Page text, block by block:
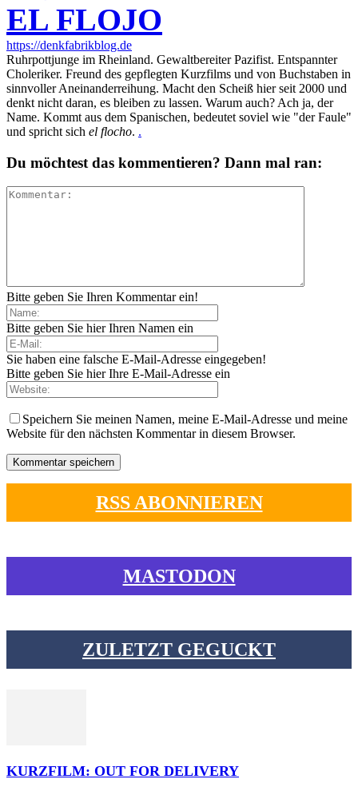
EL FLOJO
https://denkfabrikblog.de
Ruhrpottjunge im Rheinland. Gewaltbereiter Pazifist. Entspannter
Choleriker. Freund des gepflegten Kurzfilms und von Buchstaben in
sinnvoller Aneinanderreihung. Macht den Scheiß hier seit 2000 und
denkt nicht daran, es bleiben zu lassen. Warum auch? Ach ja, der
Name. Kommt aus dem Spanischen, bedeutet soviel wie "der Faule"
und spricht sich el flocho. .
Du möchtest das kommentieren? Dann mal ran:
Bitte geben Sie Ihren Kommentar ein!
Bitte geben Sie hier Ihren Namen ein
Sie haben eine falsche E-Mail-Adresse eingegeben!
Bitte geben Sie hier Ihre E-Mail-Adresse ein
Speichern Sie meinen Namen, meine E-Mail-Adresse und meine
Website für den nächsten Kommentar in diesem Browser.
RSS ABONNIEREN
MASTODON
ZULETZT GEGUCKT
KURZFILM: OUT FOR DELIVERY